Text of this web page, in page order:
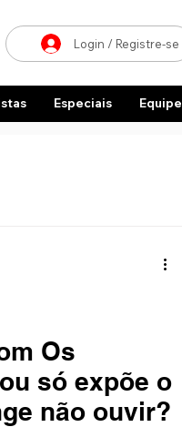
Login / Registre-se
Especiais Equipe
Os
só expõe o
não ouvir?